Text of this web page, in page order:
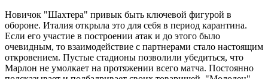
Новичок "Шахтера" привык быть ключевой фигурой в
обороне. Италия открыла это для себя в период карантина.
Если его участие в построении атак и до этого было
очевидным, то взаимодействие с партнерами стало настоящим
откровением. Пустые стадионы позволили убедиться, что
Марлон не умолкает на протяжении всего матча. Постоянно